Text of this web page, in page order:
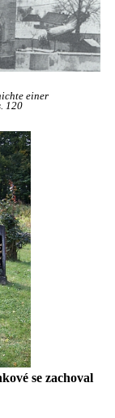
einer
120
se zachoval